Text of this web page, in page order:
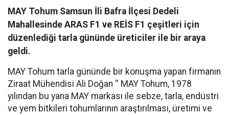
MAY Tohum Samsun İli Bafra İlçesi Dedeli
Mahallesinde ARAS F1 ve REİS F1 çeşitleri için
düzenlediği tarla gününde üreticiler ile bir araya
geldi.
MAY Tohum tarla gününde bir konuşma yapan firmanın
Ziraat Mühendisi Ali Doğan '' MAY Tohum, 1978
yılından bu yana MAY markası ile sebze, tarla, endüstri
ve yem bitkileri tohumlarının araştırılması, üretimi ve